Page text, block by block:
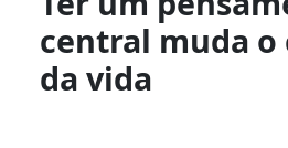
central muda
da vida